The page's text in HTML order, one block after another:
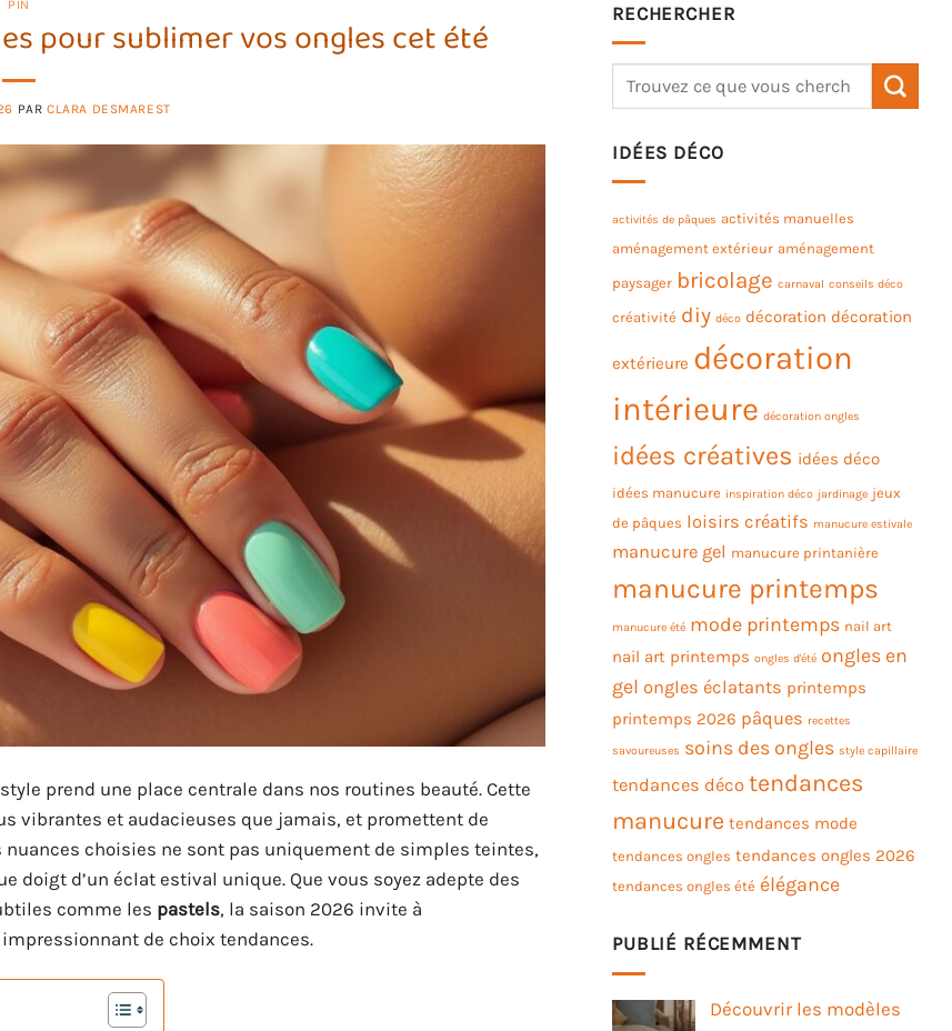
PIN
pour sublimer vos ongles cet été
PAR CLARA DESMAREST
prend une place centrale dans nos routines beauté. Cette
vibrantes et audacieuses que jamais, et promettent de
choisies ne sont pas uniquement de simples teintes,
doigt d’un éclat estival unique. Que vous soyez adepte des
comme les pastels, la saison 2026 invite à
de choix tendances.
RECHERCHER
IDÉES DÉCO
activités de pâques activités manuelles
aménagement extérieur aménagement
paysager bricolage carnaval conseils déco
créativité diy déco décoration décoration
extérieure décoration
intérieure décoration ongles
idées créatives idées déco
idées manucure inspiration déco jardinage jeux
de pâques loisirs créatifs manucure estivale
manucure gel manucure printanière
manucure printemps
manucure été mode printemps nail art
nail art printemps ongles d'été ongles en
gel ongles éclatants printemps
printemps 2026 pâques recettes
savoureuses soins des ongles style capillaire
tendances déco tendances
manucure tendances mode
tendances ongles tendances ongles 2026
tendances ongles été élégance
PUBLIÉ RÉCEMMENT
Découvrir les modèles